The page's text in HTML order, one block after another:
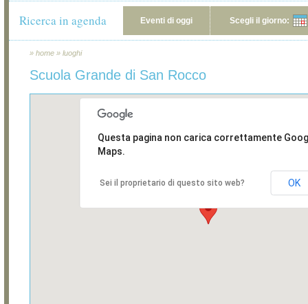
Ricerca in agenda Eventi di oggi Scegli il giorno:
» home » luoghi
Scuola Grande di San Rocco
Questa pagina non carica correttamente
Maps.
Sei il proprietario di questo sito web? OK